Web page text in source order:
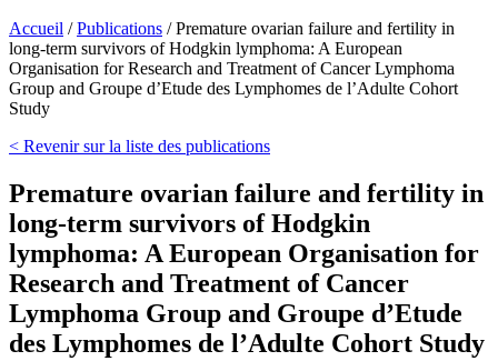
Accueil /Publications /Premature ovarian failure and fertility in
long-term survivors of Hodgkin lymphoma: A European
Organisation for Research and Treatment of Cancer Lymphoma
Group and Groupe d’Etude des Lymphomes de l’Adulte Cohort
Study
< Revenir sur la liste des publications
Premature ovarian failure and fertility in
long-term survivors of Hodgkin
lymphoma: A European Organisation for
Research and Treatment of Cancer
Lymphoma Group and Groupe d’Etude
des Lymphomes de l’Adulte Cohort Study